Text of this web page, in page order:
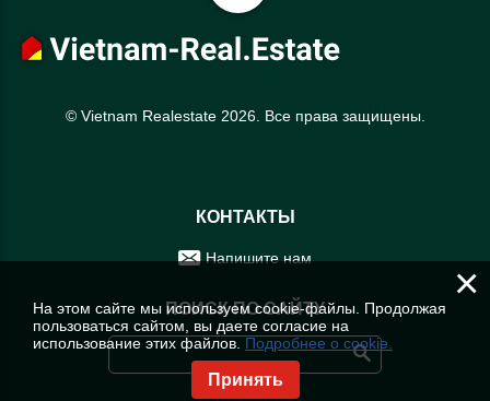
© Vietnam Realestate 2026. Все права защищены.
КОНТАКТЫ
Напишите нам
ПОИСК ПО САЙТУ
×
На этом сайте мы используем cookie-файлы. Продолжая
пользоваться сайтом, вы даете согласие на
использование этих файлов. Подробнее о cookie.
Принять